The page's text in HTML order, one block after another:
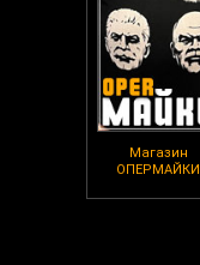
Магазин
ОПЕРМАЙКИ